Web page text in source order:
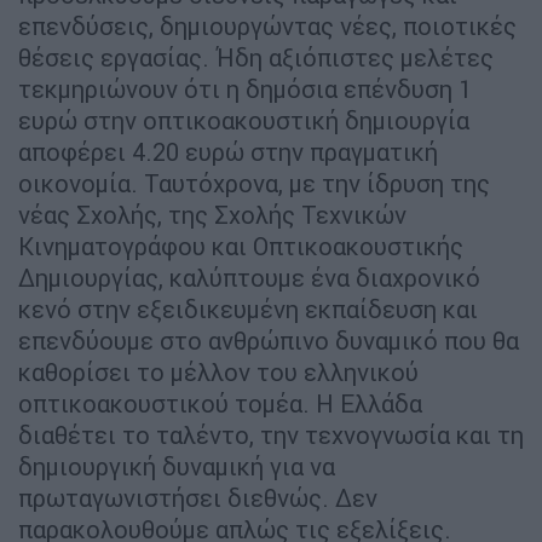
επενδύσεις, δημιουργώντας νέες, ποιοτικές
θέσεις εργασίας. Ήδη αξιόπιστες μελέτες
τεκμηριώνουν ότι η δημόσια επένδυση 1
ευρώ στην οπτικοακουστική δημιουργία
αποφέρει 4.20 ευρώ στην πραγματική
οικονομία. Ταυτόχρονα, με την ίδρυση της
νέας Σχολής, της Σχολής Τεχνικών
Κινηματογράφου και Οπτικοακουστικής
Δημιουργίας, καλύπτουμε ένα διαχρονικό
κενό στην εξειδικευμένη εκπαίδευση και
επενδύουμε στο ανθρώπινο δυναμικό που θα
καθορίσει το μέλλον του ελληνικού
οπτικοακουστικού τομέα. Η Ελλάδα
διαθέτει το ταλέντο, την τεχνογνωσία και τη
δημιουργική δυναμική για να
πρωταγωνιστήσει διεθνώς. Δεν
παρακολουθούμε απλώς τις εξελίξεις.